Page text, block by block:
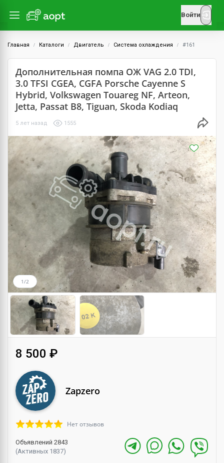
Войти
Главная Каталоги Двигатель Система охлаждения #161
Дополнительная помпа ОЖ VAG 2.0 TDI,
3.0 TFSI CGEA, CGFA Porsche Cayenne S
Hybrid, Volkswagen Touareg NF, Arteon,
Jetta, Passat B8, Tiguan, Skoda Kodiaq
5 лет назад 1555
1/2
8 500 ₽
Zapzero
Нет отзывов
Объявлений 2843
(Активных 1837)